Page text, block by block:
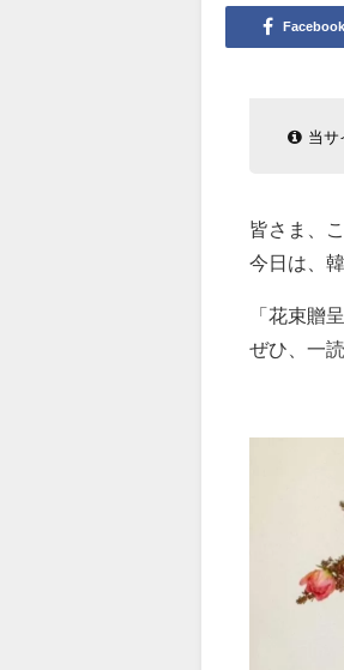
Facebook
当サ
皆さま、
今日は、
「花束贈
ぜひ、一